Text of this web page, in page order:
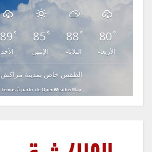
89 °
الأحد
85°
الإثنين
88 °
الثلاثاء
80 °
الأربعاء
الطقس خاص بمدينة مراكش
Temps à partir de OpenWeatherMap